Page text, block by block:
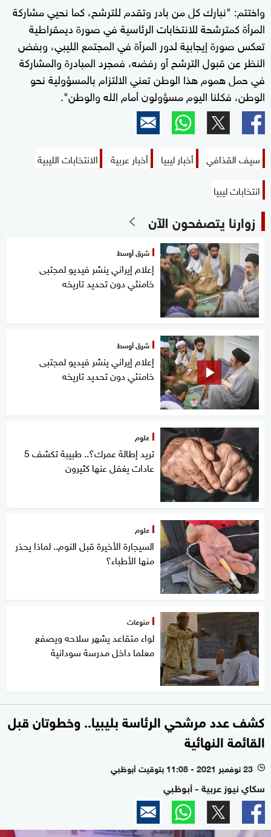
واختتم: "نبارك كل من بادر وتقدم للترشح، كما نحيي مشاركة
المرأة كمترشحة للانتخابات الرئاسية في صورة ديمقراطية
تعكس صورة إيجابية لدور المرأة في المجتمع الليبي، وبفض
النظر عن قبول الترشح أو رفضه، فمجرد المبادرة والمشاركة
في حمل هموم هذا الوطن تعني الالتزام بالمسؤولية نحو
الوطن، فكلنا اليوم مسؤولون أمام الله والوطن".
سيف القذافي أخبار ليبيا أخبار عربية
الانتخابات الليبية
انتخابات ليبيا
زوارنا يتصفحون الآن
شرق أوسط
إعلام إيراني ينشر فيديو لمجتبى
خامنئي دون تحديد تاريخه
شرق أوسط
إعلام إيراني ينشر فيديو لمجتبى
خامنئي دون تحديد تاريخه
علوم
تريد إطالة عمرك؟.. طبيبة تكشف 5
عادات يغفل عنها كثيرون
علوم
السيجارة الأخيرة قبل النوم.. لماذا يحذر
منها الأطباء؟
منوعات
لواء متقاعد يشهر سلاحه ويصفع
معلما داخل مدرسة سودانية
كشف عدد مرشحي الرئاسة بليبيا.. وخطوتان قبل
القائمة النهائية
l 23 نوفمبر 2021 - 11:08 بتوقيت أبوظبي
سكاي نيوز عربية - أبوظبي